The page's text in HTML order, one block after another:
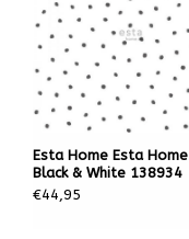
Esta Home Esta Home
Black & White 138934
€44,95